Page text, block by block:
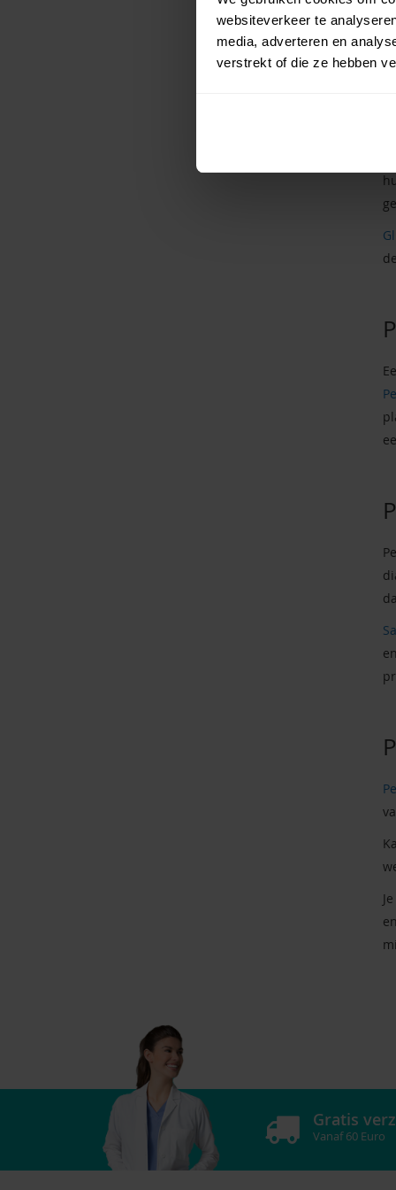
websiteverkeer te
media, adverteren en
verstrekt of die ze hebben
Gratis
Vanaf 60 Euro